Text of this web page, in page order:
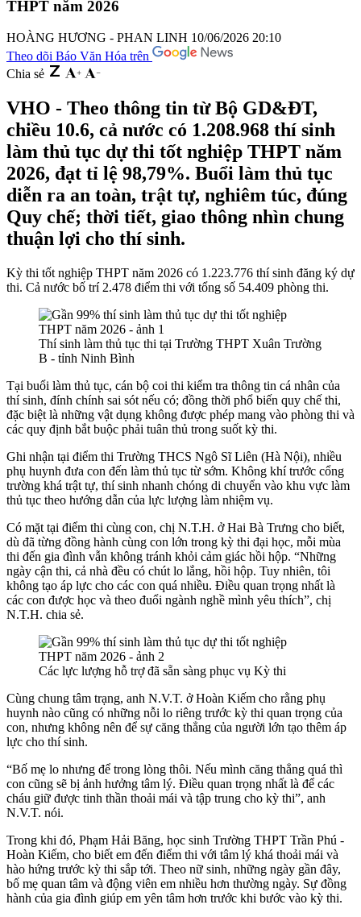
THPT năm 2026
HOÀNG HƯƠNG - PHAN LINH 10/06/2026 20:10
Theo dõi Báo Văn Hóa trên
Chia sẻ
VHO - Theo thông tin từ Bộ GD&ĐT,
chiều 10.6, cả nước có 1.208.968 thí sinh
làm thủ tục dự thi tốt nghiệp THPT năm
2026, đạt tỉ lệ 98,79%. Buổi làm thủ tục
diễn ra an toàn, trật tự, nghiêm túc, đúng
Quy chế; thời tiết, giao thông nhìn chung
thuận lợi cho thí sinh.
Kỳ thi tốt nghiệp THPT năm 2026 có 1.223.776 thí sinh đăng ký dự
thi. Cả nước bố trí 2.478 điểm thi với tổng số 54.409 phòng thi.
Thí sinh làm thủ tục thi tại Trường THPT Xuân Trường
B - tỉnh Ninh Bình
Tại buổi làm thủ tục, cán bộ coi thi kiểm tra thông tin cá nhân của
thí sinh, đính chính sai sót nếu có; đồng thời phổ biến quy chế thi,
đặc biệt là những vật dụng không được phép mang vào phòng thi và
các quy định bắt buộc phải tuân thủ trong suốt kỳ thi.
Ghi nhận tại điểm thi Trường THCS Ngô Sĩ Liên (Hà Nội), nhiều
phụ huynh đưa con đến làm thủ tục từ sớm. Không khí trước cổng
trường khá trật tự, thí sinh nhanh chóng di chuyển vào khu vực làm
thủ tục theo hướng dẫn của lực lượng làm nhiệm vụ.
Có mặt tại điểm thi cùng con, chị N.T.H. ở Hai Bà Trưng cho biết,
dù đã từng đồng hành cùng con lớn trong kỳ thi đại học, mỗi mùa
thi đến gia đình vẫn không tránh khỏi cảm giác hồi hộp. “Những
ngày cận thi, cả nhà đều có chút lo lắng, hồi hộp. Tuy nhiên, tôi
không tạo áp lực cho các con quá nhiều. Điều quan trọng nhất là
các con được học và theo đuổi ngành nghề mình yêu thích”, chị
N.T.H. chia sẻ.
Các lực lượng hỗ trợ đã sẵn sàng phục vụ Kỳ thi
Cùng chung tâm trạng, anh N.V.T. ở Hoàn Kiếm cho rằng phụ
huynh nào cũng có những nỗi lo riêng trước kỳ thi quan trọng của
con, nhưng không nên để sự căng thẳng của người lớn tạo thêm áp
lực cho thí sinh.
“Bố mẹ lo nhưng để trong lòng thôi. Nếu mình căng thẳng quá thì
con cũng sẽ bị ảnh hưởng tâm lý. Điều quan trọng nhất là để các
cháu giữ được tinh thần thoải mái và tập trung cho kỳ thi”, anh
N.V.T. nói.
Trong khi đó, Phạm Hải Băng, học sinh Trường THPT Trần Phú -
Hoàn Kiếm, cho biết em đến điểm thi với tâm lý khá thoải mái và
hào hứng trước kỳ thi sắp tới. Theo nữ sinh, những ngày gần đây,
bố mẹ quan tâm và động viên em nhiều hơn thường ngày. Sự đồng
hành của gia đình giúp em yên tâm hơn trước khi bước vào kỳ thi.